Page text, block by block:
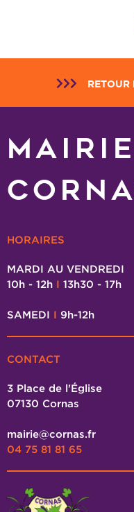
RETOUR
HORAIRES
MARDI AU VENDREDI
10h - 12h I 13h30 - 17h
SAMEDI I 9h-12h
CONTACT
3 Place de l'Église
07130 Cornas
mairie@cornas.fr
04 75 81 81 65